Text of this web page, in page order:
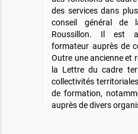
des services dans
conseil général de
Roussillon. Il est
formateur auprès de
Outre une ancienne et
la Lettre du cadre
collectivités
de formation,
auprès de divers